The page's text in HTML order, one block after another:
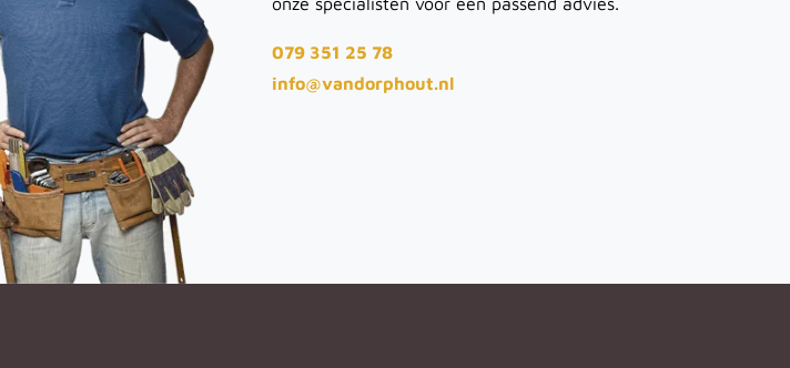
079 351 25 78
info@vandorphout.nl